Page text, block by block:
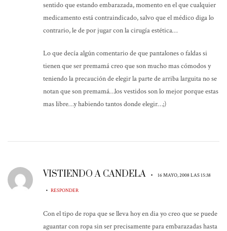
sentido que estando embarazada, momento en el que cualquier
medicamento está contraindicado, salvo que el médico diga lo
contrario, le de por jugar con la cirugía estética…
Lo que decía algún comentario de que pantalones o faldas si
tienen que ser premamá creo que son mucho mas cómodos y
teniendo la precaución de elegir la parte de arriba larguita no se
notan que son premamá…los vestidos son lo mejor porque estas
mas libre…y habiendo tantos donde elegir…;)
VISTIENDO A CANDELA • 16 MAYO, 2008 LAS 15:38
• RESPONDER
Con el tipo de ropa que se lleva hoy en dia yo creo que se puede
aguantar con ropa sin ser precisamente para embarazadas hasta